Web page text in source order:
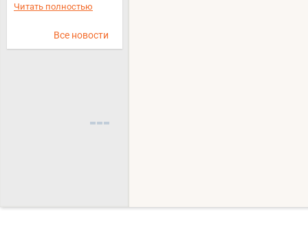
Читать полностью
Все новости